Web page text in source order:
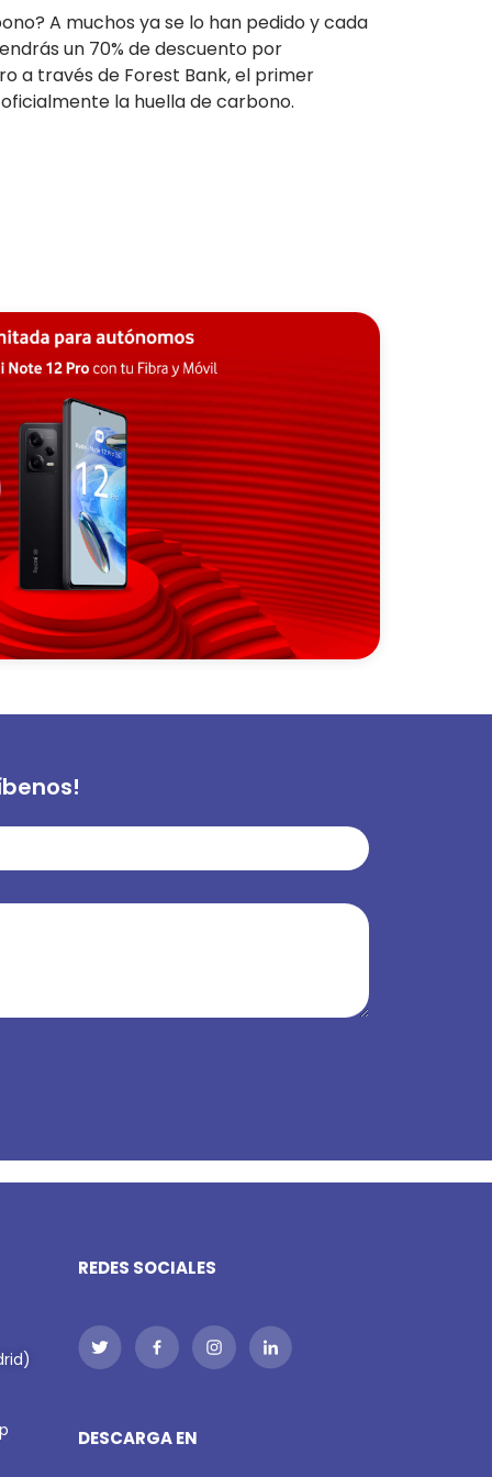
A muchos ya se lo han pedido y cada
un 70% de descuento por
a través de Forest Bank, el primer
la huella de carbono.
REDES SOCIALES
DESCARGA EN